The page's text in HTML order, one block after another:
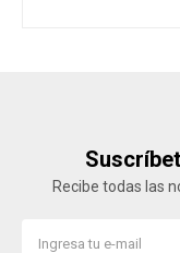
Recibe todas las